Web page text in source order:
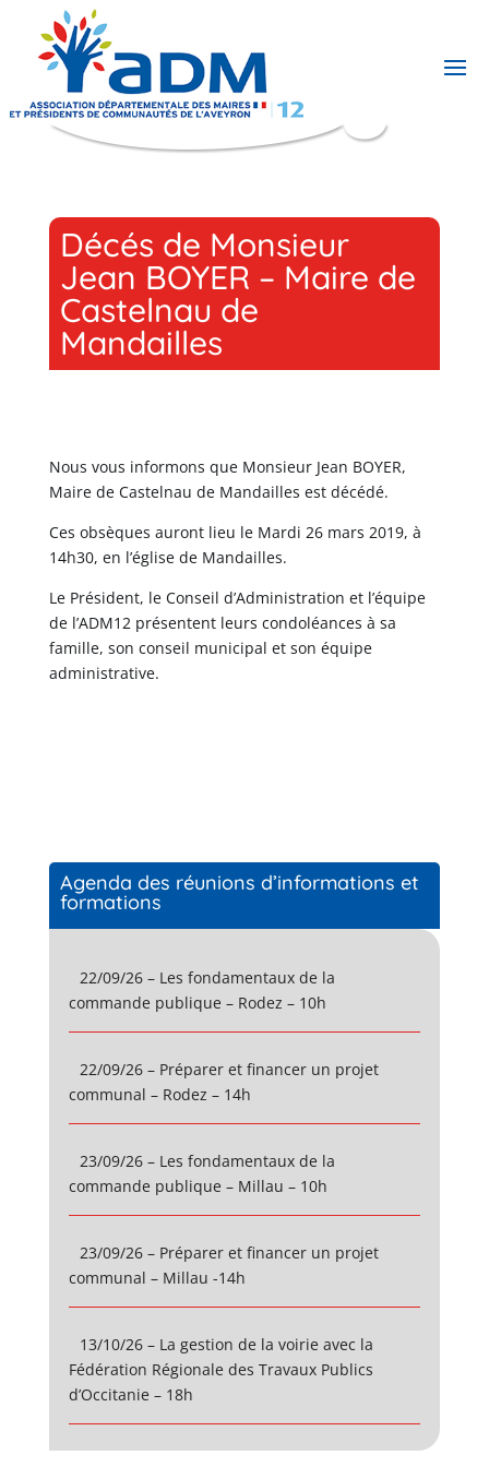
Décés de Monsieur
Jean BOYER – Maire de
Castelnau de
Mandailles
Nous vous informons que Monsieur Jean BOYER,
Maire de Castelnau de Mandailles est décédé.
Ces obsèques auront lieu le Mardi 26 mars 2019, à
14h30, en l’église de Mandailles.
Le Président, le Conseil d’Administration et l’équipe
de l’ADM12 présentent leurs condoléances à sa
famille, son conseil municipal et son équipe
administrative.
Agenda des réunions d’informations et
formations
22/09/26 – Les fondamentaux de la
commande publique – Rodez – 10h
22/09/26 – Préparer et financer un projet
communal – Rodez – 14h
23/09/26 – Les fondamentaux de la
commande publique – Millau – 10h
23/09/26 – Préparer et financer un projet
communal – Millau -14h
13/10/26 – La gestion de la voirie avec la
Fédération Régionale des Travaux Publics
d’Occitanie – 18h